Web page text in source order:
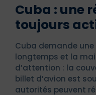
Cuba : une
toujours
Cuba demande
longtemps et la
d’attention : la
billet d’avion est
autorités peuvent